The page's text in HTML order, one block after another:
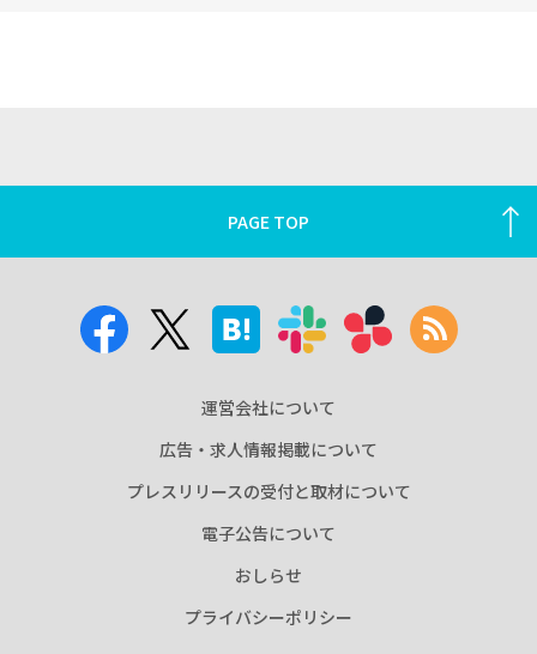
PAGE TOP
運営会社について
広告・求人情報掲載について
プレスリリースの受付と取材について
電子公告について
おしらせ
プライバシーポリシー